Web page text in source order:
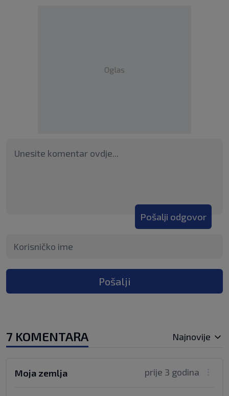
Oglas
Pošalji odgovor
Pošalji
7 KOMENTARA Najnovije
prije 3 godina
Moja zemlja